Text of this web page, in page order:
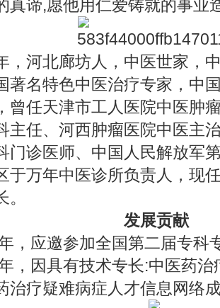
真谛,愿他用仁爱铸就的事业
河北廊坊人，中医世家，中
著名特色中医治疗专家，中
曾任天津市工人医院中医肿
主任、河西肿瘤医院中医主
门诊医师、中国人民解放军
于万年中医诊所负责人，现
发展贡献
应邀参加全国第二届专科
因具有技术专长:中医药治
治疗疑难病症人才信息网络